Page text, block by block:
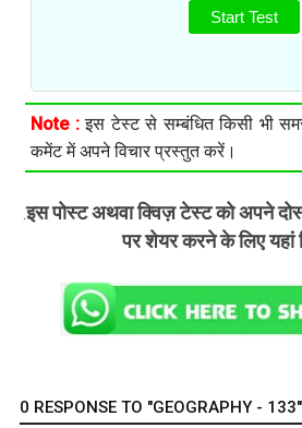
Start Test
Note :इस टेस्ट से सम्बंधित किसी भी
कमेंट में अपने विचार प्रस्तुत करें।
.इस पोस्ट अथवा क्विज़ टेस्ट को अपने
पर शेयर करने के लिए
0 RESPONSE TO "GEOGRAPHY - 133"